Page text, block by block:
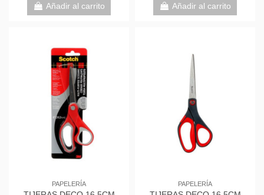
Añadir al carrito Añadir al carrito
PAPELERÍA PAPELERÍA